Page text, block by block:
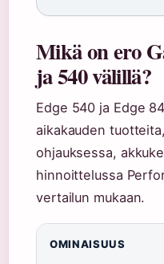
Mikä on ero
ja 540 välillä?
Edge 540 ja Edge
aikakauden
ohjauksessa,
hinnoittelussa
vertailun mukaan.
OMINAISUUS